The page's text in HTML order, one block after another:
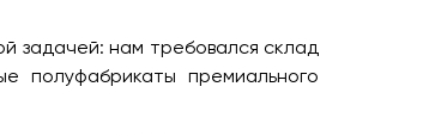
задачей: нам требовался склад
полуфабрикаты премиального